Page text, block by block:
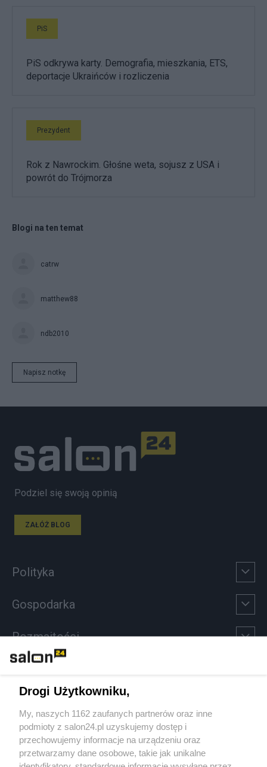
PiS
PiS odkrywa karty. Demografia, mieszkania, ETS,
deportacje Ukraińców i rozliczenia
Prezydent
Rok z Nawrockim. Głośne weta, sojusz z USA i
powrót do Trójmorza
Blogi na ten temat
catrw
matthew88
ndb2010
Napisz notkę
Podziel się swoją opinią
ZAŁÓŻ BLOG
Polityka
Gospodarka
Rozmaitości
Sport
Społeczeństwo
Drogi Użytkowniku,
My, naszych 1162 zaufanych partnerów oraz inne
podmioty z salon24.pl uzyskujemy dostęp i
przechowujemy informacje na urządzeniu oraz
przetwarzamy dane osobowe, takie jak unikalne